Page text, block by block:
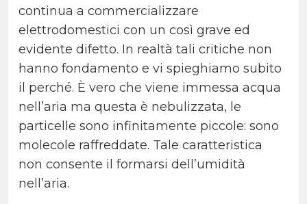
continua a commercializzare
elettrodomestici con un così grave ed
evidente difetto. In realtà tali critiche non
hanno fondamento e vi spieghiamo subito
il perché. È vero che viene immessa acqua
nell’aria ma questa è nebulizzata, le
particelle sono infinitamente piccole: sono
molecole raffreddate. Tale caratteristica
non consente il formarsi dell’umidità
nell’aria.